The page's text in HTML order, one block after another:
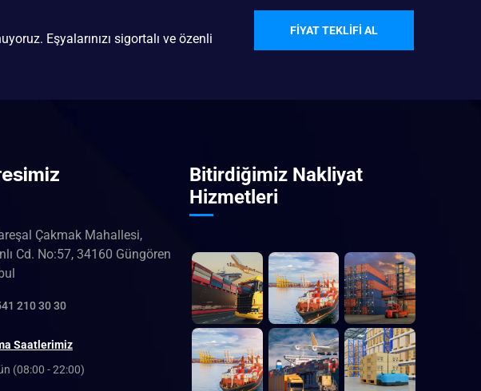
Eşyalarınızı sigortalı ve özenli
FIYAT TEKLIFI AL
Çakmak Mahallesi,
Cd. No:57, 34160 Güngören
210 30 30
Saatlerimiz
(08:00 - 22:00)
Bitirdiğimiz Nakliyat
Hizmetleri